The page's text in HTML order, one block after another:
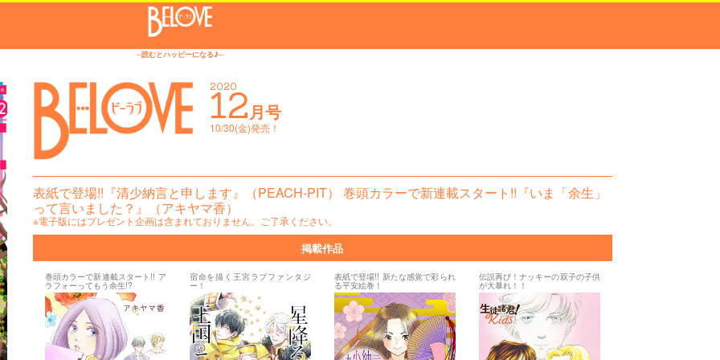
─読むとハッピーになる♪─
2020
12月号
10/30(金)発売！
表紙で登場!!『清少納言と申します』（PEACH-PIT） 巻頭カラーで新連載スタート!!『いま「余生」
って言いました？』（アキヤマ香）
※電子版にはプレゼント企画は含まれておりません。ご了承ください。
掲載作品
巻頭カラーで新連載スタート!! ア
ラフォーってもう余生!?
宿命を描く王宮ラブファンタジ
ー！
表紙で登場!! 新たな感覚で彩られ
る平安絵巻！
伝説再び！ナッキーの双子の子供
が大暴れ！！